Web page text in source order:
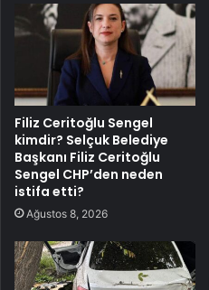
Filiz Ceritoğlu Sengel
kimdir? Selçuk Belediye
Başkanı Filiz Ceritoğlu
Sengel CHP’den neden
istifa etti?
Ağustos 8, 2026